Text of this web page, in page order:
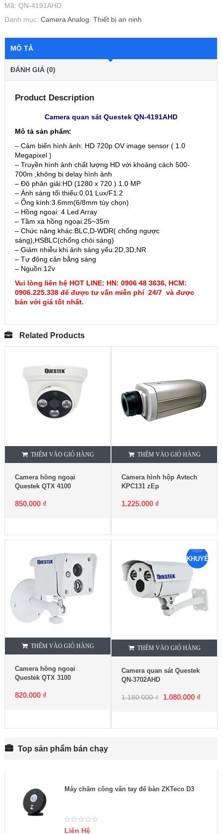
Mã: QN-4191AHD
Danh mục: Camera Analog Thiết bị an ninh
MÔ TẢ
ĐÁNH GIÁ (0)
Product Description
Camera quan sát Questek QN-4191AHD
Mô tả sản phẩm:
– Cảm biến hình ảnh: HD 720p OV image sensor ( 1.0
Megapixel )
– Truyền hình ảnh chất lượng HD với khoảng cách 500-
700m ,không bị delay hình ảnh
– Độ phân giải:HD (1280 x 720 ) 1.0 MP
– Ánh sáng tối thiểu:0.01 Lux/F1.2
– Ống kính:3.6mm(6/8mm tùy chọn)
– Hồng ngoại: 4 Led Array
– Tầm xa hồng ngoại:25~35m
– Chức năng khác:BLC,D-WDR( chống ngược
sáng),HSBLC(chống chói sáng)
– Giảm nhiễu khi ánh sáng yếu:2D,3D,NR
– Tự động cân bằng sáng
– Nguồn:12v
Vui lòng liên hệ HOT LINE: HN: 0906 48 3636, HCM:
0906.225.338 để được tư vấn miễn phí 24/7 và được
bán với giá tốt nhất.
Related Products
THÊM VÀO GIỎ HÀNG
Camera hồng ngoại
Questek QTX 4100
850.000 ₫
THÊM VÀO GIỎ HÀNG
Camera hình hộp Avtech
KPC131 zEp
1.225.000 ₫
THÊM VÀO GIỎ HÀNG
Camera hồng ngoại
Questek QTX 3100
820.000 ₫
KHUYẾN
MẠI
THÊM VÀO GIỎ HÀNG
Camera quan sát Questek
QN-3702AHD
1.180.000₫ 1.080.000 ₫
Top sản phẩm bán chạy
Máy chấm công vân tay để bàn ZKTeco D3
Liên Hệ